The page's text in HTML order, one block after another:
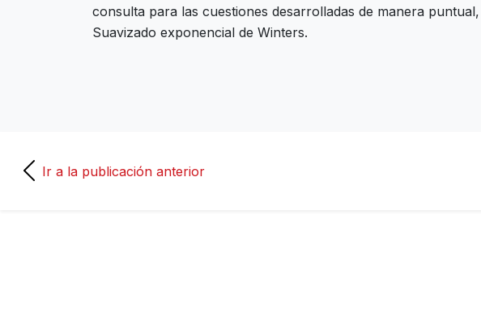
consulta para las cuestiones desarrolladas de manera
Suavizado exponencial de Winters.
Ir a la publicación anterior